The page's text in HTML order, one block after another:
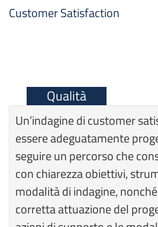
Customer Satisfaction
Qualità
Un’indagine di customer
essere adeguatamente
seguire un percorso che
con chiarezza obiettivi,
modalità di indagine,
corretta attuazione del